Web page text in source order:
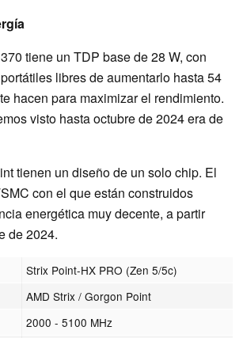
tiene un TDP base de 28 W, con
libres de aumentarlo hasta 54
hacen para maximizar el rendimiento.
visto hasta octubre de 2024 era de
tienen un diseño de un solo chip. El
con el que están construidos
energética muy decente, a partir
de 2024.
Strix Point-HX PRO (Zen 5/5c)
AMD Strix / Gorgon Point
2000 - 5100 MHz